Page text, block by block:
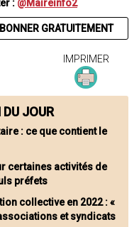
: @Maireinfo2
GRATUITEMENT
IMPRIMER
JOUR
: ce que contient le
certaines activités de
préfets
collective en 2022 : «
et syndicats